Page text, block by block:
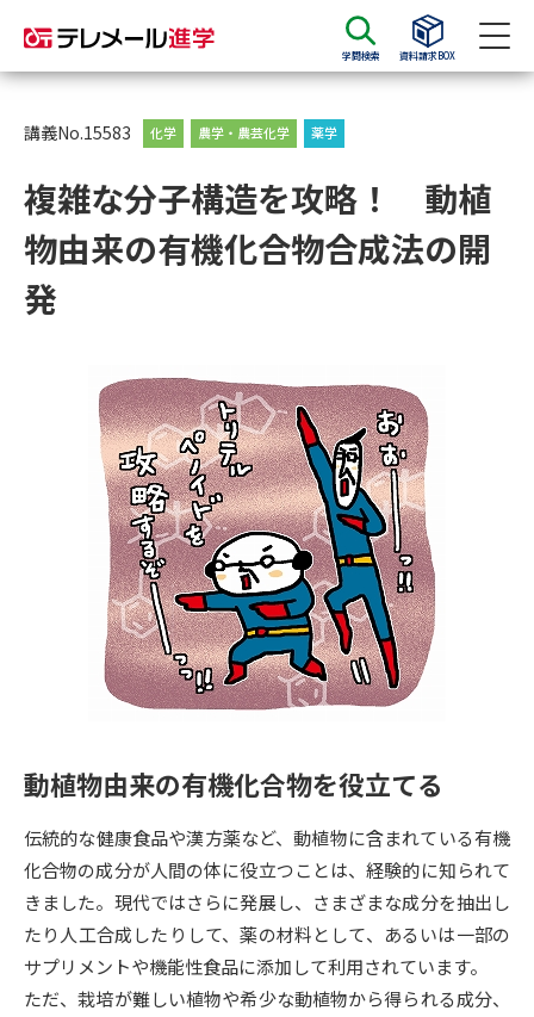
学問検索 資料請求BOX
資料請求
大学・短大の資料種類から請求
大学パンフ
大学・短大以外の資料から請求
専門学校の資料請求 大学院の資料請求
留学・進学関連、塾・予備校
大学入学共通テスト「受験案
内」の請求
大学入学共通テスト「受験上の
配慮案内」の請求
高等学校卒業程度認定試験
高等学校（情報）教員資格認定
大学研究 大学検索
大学で学べる内容や特徴を調べる
講義No.15583 化学 農学・農芸化学 薬学
複雑な分子構造を攻略！ 動植
物由来の有機化合物合成法の開
発
動植物由来の有機化合物を役立てる
伝統的な健康食品や漢方薬など、動植物に含まれている有機
化合物の成分が人間の体に役立つことは、経験的に知られて
きました。現代ではさらに発展し、さまざまな成分を抽出し
たり人工合成したりして、薬の材料として、あるいは一部の
サプリメントや機能性食品に添加して利用されています。
ただ、栽培が難しい植物や希少な動植物から得られる成分、